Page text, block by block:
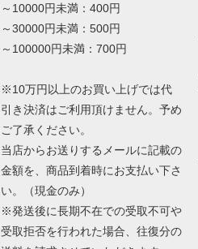
～10000円未満：400円
～30000円未満：500円
～100000円未満：700円
※10万円以上のお買い上げでは代
引き決済はご利用頂けません。予め
ご了承ください。
当店からお送りするメールに記載の
金額を、商品到着時にお支払い下さ
い。（現金のみ）
※発送後に長期不在での受取不可や
受取拒否を行われた場合、往復分の